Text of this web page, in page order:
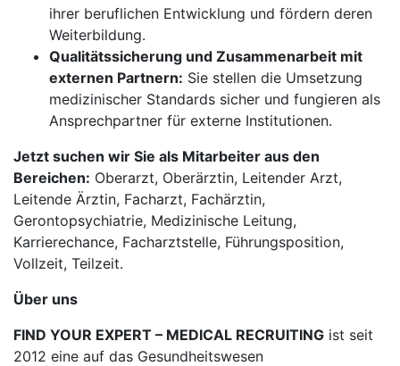
ihrer beruflichen Entwicklung und fördern deren
Weiterbildung.
Qualitätssicherung und Zusammenarbeit mit
externen Partnern: Sie stellen die Umsetzung
medizinischer Standards sicher und fungieren als
Ansprechpartner für externe Institutionen.
Jetzt suchen wir Sie als Mitarbeiter aus den
Bereichen: Oberarzt, Oberärztin, Leitender Arzt,
Leitende Ärztin, Facharzt, Fachärztin,
Gerontopsychiatrie, Medizinische Leitung,
Karrierechance, Facharztstelle, Führungsposition,
Vollzeit, Teilzeit.
Über uns
FIND YOUR EXPERT – MEDICAL RECRUITING ist seit
2012 eine auf das Gesundheitswesen